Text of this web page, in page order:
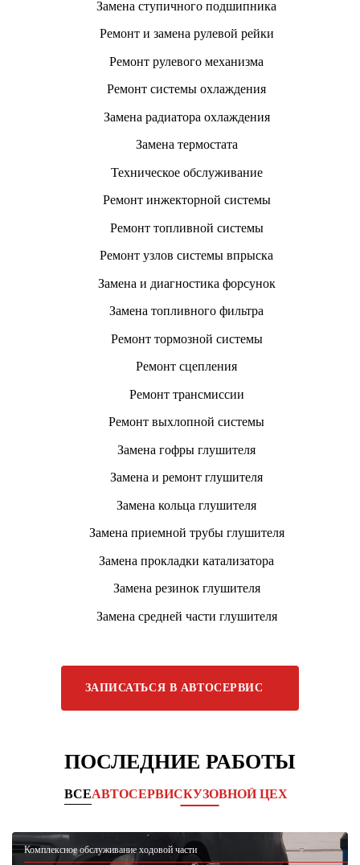
Замена ступичного подшипника
Ремонт и замена рулевой рейки
Ремонт рулевого механизма
Ремонт системы охлаждения
Замена радиатора охлаждения
Замена термостата
Техническое обслуживание
Ремонт инжекторной системы
Ремонт топливной системы
Ремонт узлов системы впрыска
Замена и диагностика форсунок
Замена топливного фильтра
Ремонт тормозной системы
Ремонт сцепления
Ремонт трансмиссии
Ремонт выхлопной системы
Замена гофры глушителя
Замена и ремонт глушителя
Замена кольца глушителя
Замена приемной трубы глушителя
Замена прокладки катализатора
Замена резинок глушителя
Замена средней части глушителя
ЗАПИСАТЬСЯ В АВТОСЕРВИС
ПОСЛЕДНИЕ РАБОТЫ
ВСЕАВТОСЕРВИСКУЗОВНОЙ ЦЕХ
Комплексное обслуживание ходовой части